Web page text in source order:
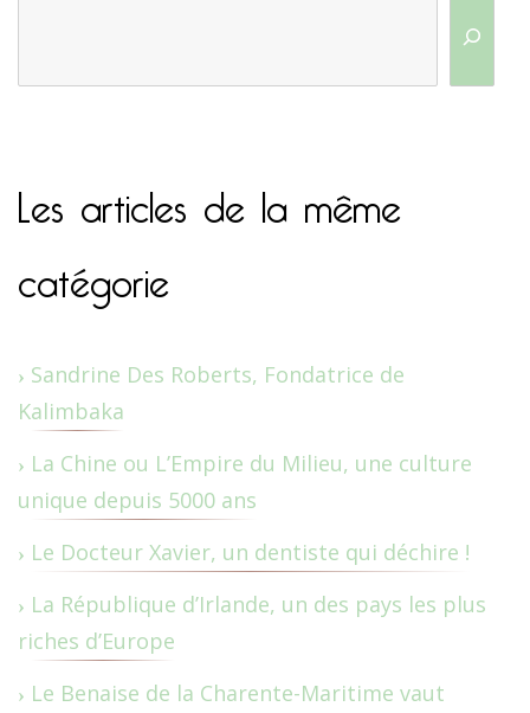
Les articles de la même
catégorie
Sandrine Des Roberts, Fondatrice de
Kalimbaka
La Chine ou L’Empire du Milieu, une culture
unique depuis 5000 ans
Le Docteur Xavier, un dentiste qui déchire !
La République d’Irlande, un des pays les plus
riches d’Europe
Le Benaise de la Charente-Maritime vaut